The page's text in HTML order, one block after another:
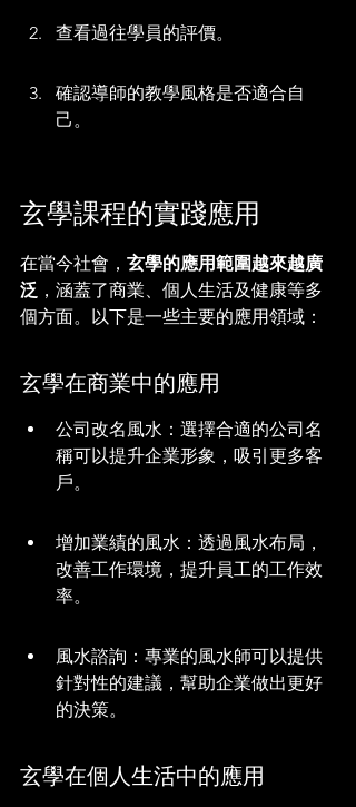
查看過往學員的評價。
確認導師的教學風格是否適合自
己。
玄學課程的實踐應用
在當今社會， 玄學的應用範圍越來越廣
泛 ，涵蓋了商業、個人生活及健康等多
個方面。以下是一些主要的應用領域：
玄學在商業中的應用
公司改名風水：選擇合適的公司名
稱可以提升企業形象，吸引更多客
戶。
增加業績的風水：透過風水布局，
改善工作環境，提升員工的工作效
率。
風水諮詢：專業的風水師可以提供
針對性的建議，幫助企業做出更好
的決策。
玄學在個人生活中的應用